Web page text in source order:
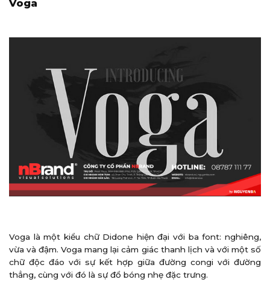
Voga
Voga là một kiểu chữ Didone hiện đại với ba font: nghiêng,
vừa và đậm. Voga mang lại cảm giác thanh lịch và với một số
chữ độc đáo với sự kết hợp giữa đường congi với đường
thẳng, cùng với đó là sự đổ bóng nhẹ đặc trưng.